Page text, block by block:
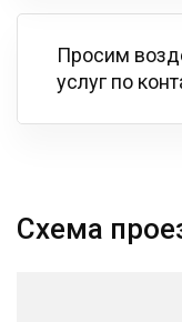
Просим
услуг по
Схема